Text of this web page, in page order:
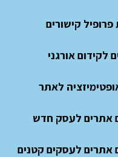
פרופיל קישורים
לקידום אורגני
לאתר
אתרים לעסק חדש
אתרים לעסקים קטנים